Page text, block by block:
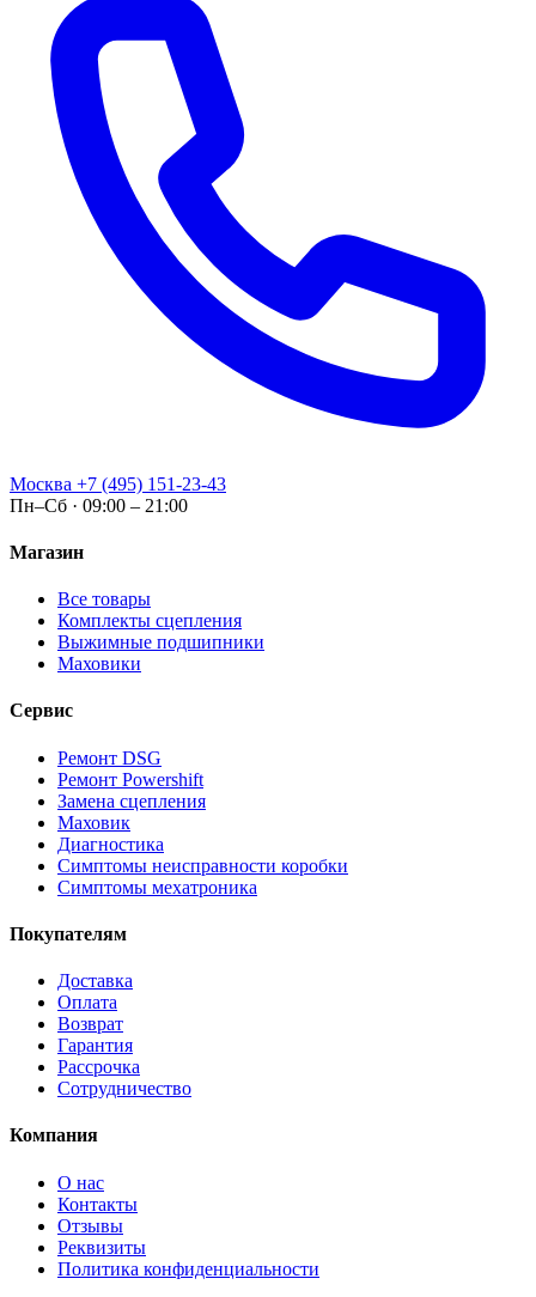
Москва +7 (495) 151-23-43
Пн–Сб · 09:00 – 21:00
Магазин
Все товары
Комплекты сцепления
Выжимные подшипники
Маховики
Сервис
Ремонт DSG
Ремонт Powershift
Замена сцепления
Маховик
Диагностика
Симптомы неисправности коробки
Симптомы мехатроника
Покупателям
Доставка
Оплата
Возврат
Гарантия
Рассрочка
Сотрудничество
Компания
О нас
Контакты
Отзывы
Реквизиты
Политика конфиденциальности